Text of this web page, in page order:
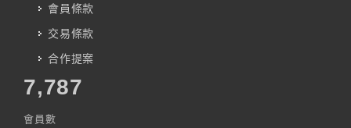
會員條款
交易條款
合作提案
7,787
會員數